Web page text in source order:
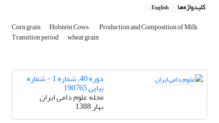
کلیدواژه‌ها English
Corn grain Holstein Cows. Production and Composition of Milk
Transition period wheat grain
دوره 40، شماره 1 - شماره
پیاپی 190765
مجله علوم دامی ایران
بهار 1388